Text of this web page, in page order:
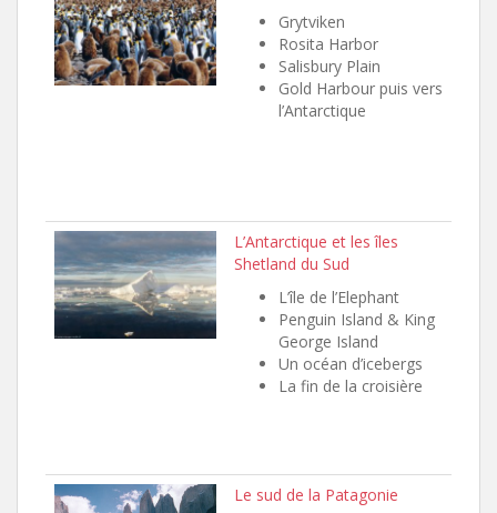
Grytviken
Rosita Harbor
Salisbury Plain
Gold Harbour puis vers
l’Antarctique
L’Antarctique et les îles
Shetland du Sud
L’île de l’Elephant
Penguin Island & King
George Island
Un océan d’icebergs
La fin de la croisière
Le sud de la Patagonie